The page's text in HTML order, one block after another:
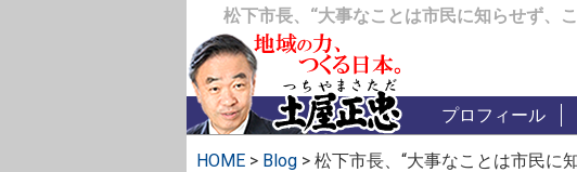
松下市長、“大事なことは市民に知らせず、
プロフィール
HOME > Blog > 松下市長、“大事なことは市民に